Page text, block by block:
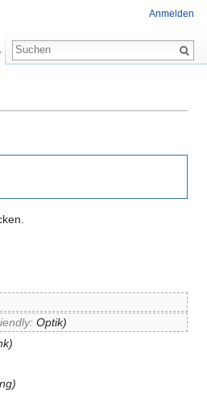
Optik)
Anmelden